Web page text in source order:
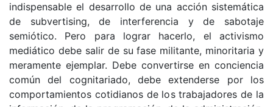
indispensable el desarrollo de una acción sistemática
de subvertising, de interferencia y de sabotaje
semiótico. Pero para lograr hacerlo, el activismo
mediático debe salir de su fase militante, minoritaria y
meramente ejemplar. Debe convertirse en conciencia
común del cognitariado, debe extenderse por los
comportamientos cotidianos de los trabajadores de la